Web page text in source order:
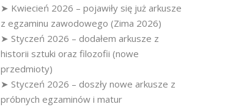
➤ Kwiecień 2026 – pojawiły się już arkusze
z egzaminu zawodowego (Zima 2026)
➤ Styczeń 2026 – dodałem arkusze z
historii sztuki oraz filozofii (nowe
przedmioty)
➤ Styczeń 2026 – doszły nowe arkusze z
próbnych egzaminów i matur